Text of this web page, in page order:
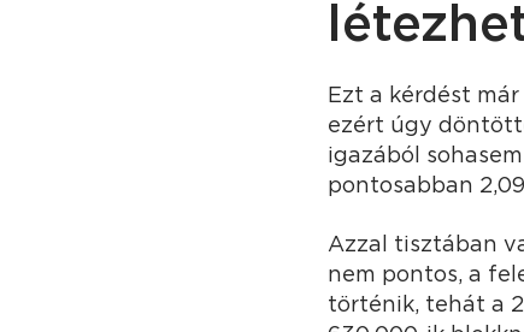
Ezt a kérdést
ezért úgy
igazából
pontosabban
Azzal tisztában
nem pontos, a
történik, tehát a